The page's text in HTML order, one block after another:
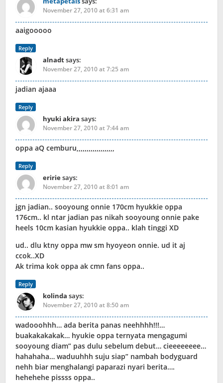
November 27, 2010 at 6:31 am
aaigooooo
Reply
alnadtsays:
November 27, 2010 at 7:25 am
jadian ajaaa
Reply
hyuki akira says:
November 27, 2010 at 7:44 am
oppa aQ cemburu,,,,,,,,,,,,,,,,,,,
Reply
eririesays:
November 27, 2010 at 8:01 am
jgn jadian.. sooyoung onnie 170cm hyukkie oppa
176cm.. kl ntar jadian pas nikah sooyoung onnie pake
heels 10cm kasian hyukkie oppa.. klah tinggi XD
ud.. dlu ktny oppa mw sm hyoyeon onnie. ud it aj
ccok..XD
Ak trima kok oppa ak cmn fans oppa..
Reply
kolinda says:
November 27, 2010 at 8:50 am
wadooohhh… ada berita panas neehhhh!!!…
buakakakakak… hyukie oppa ternyata mengagumi
sooyoung diam” pas dulu sebelum debut… cieeeeeeee…
hahahaha… waduuhhh suju siap” nambah bodyguard
nehh biar menghalangi paparazi nyari berita….
hehehehe pissss oppa..